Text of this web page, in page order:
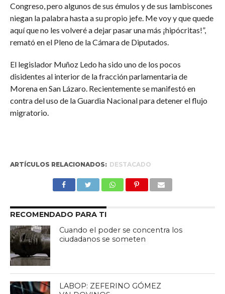
Congreso, pero algunos de sus émulos y de sus lambiscones
niegan la palabra hasta a su propio jefe. Me voy y que quede
aquí que no les volveré a dejar pasar una más ¡hipócritas!”,
remató en el Pleno de la Cámara de Diputados.
El legislador Muñoz Ledo ha sido uno de los pocos
disidentes al interior de la fracción parlamentaria de
Morena en San Lázaro. Recientemente se manifestó en
contra del uso de la Guardia Nacional para detener el flujo
migratorio.
ARTÍCULOS RELACIONADOS: DESTACADO
RECOMENDADO PARA TI
Cuando el poder se concentra los
ciudadanos se someten
LABOP: ZEFERINO GÓMEZ